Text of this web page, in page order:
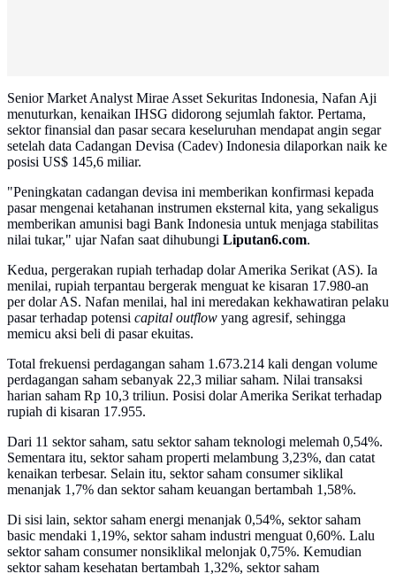
Senior Market Analyst Mirae Asset Sekuritas Indonesia, Nafan Aji
menuturkan, kenaikan IHSG didorong sejumlah faktor. Pertama,
sektor finansial dan pasar secara keseluruhan mendapat angin segar
setelah data Cadangan Devisa (Cadev) Indonesia dilaporkan naik ke
posisi US$ 145,6 miliar.
"Peningkatan cadangan devisa ini memberikan konfirmasi kepada
pasar mengenai ketahanan instrumen eksternal kita, yang sekaligus
memberikan amunisi bagi Bank Indonesia untuk menjaga stabilitas
nilai tukar," ujar Nafan saat dihubungi Liputan6.com.
Kedua, pergerakan rupiah terhadap dolar Amerika Serikat (AS). Ia
menilai, rupiah terpantau bergerak menguat ke kisaran 17.980-an
per dolar AS. Nafan menilai, hal ini meredakan kekhawatiran pelaku
pasar terhadap potensi capital outflow yang agresif, sehingga
memicu aksi beli di pasar ekuitas.
Total frekuensi perdagangan saham 1.673.214 kali dengan volume
perdagangan saham sebanyak 22,3 miliar saham. Nilai transaksi
harian saham Rp 10,3 triliun. Posisi dolar Amerika Serikat terhadap
rupiah di kisaran 17.955.
Dari 11 sektor saham, satu sektor saham teknologi melemah 0,54%.
Sementara itu, sektor saham properti melambung 3,23%, dan catat
kenaikan terbesar. Selain itu, sektor saham consumer siklikal
menanjak 1,7% dan sektor saham keuangan bertambah 1,58%.
Di sisi lain, sektor saham energi menanjak 0,54%, sektor saham
basic mendaki 1,19%, sektor saham industri menguat 0,60%. Lalu
sektor saham consumer nonsiklikal melonjak 0,75%. Kemudian
sektor saham kesehatan bertambah 1,32%, sektor saham